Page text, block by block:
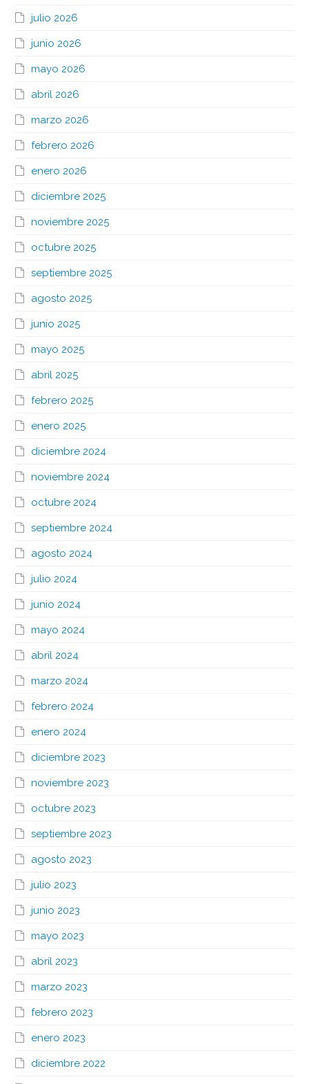
julio 2026
junio 2026
mayo 2026
abril 2026
marzo 2026
febrero 2026
enero 2026
diciembre 2025
noviembre 2025
octubre 2025
septiembre 2025
agosto 2025
junio 2025
mayo 2025
abril 2025
febrero 2025
enero 2025
diciembre 2024
noviembre 2024
octubre 2024
septiembre 2024
agosto 2024
julio 2024
junio 2024
mayo 2024
abril 2024
marzo 2024
febrero 2024
enero 2024
diciembre 2023
noviembre 2023
octubre 2023
septiembre 2023
agosto 2023
julio 2023
junio 2023
mayo 2023
abril 2023
marzo 2023
febrero 2023
enero 2023
diciembre 2022